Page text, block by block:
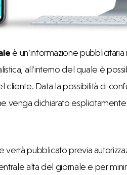
è un’informazione
all’interno del quale è
cliente. Data la possibilità di
venga dichiarato
verrà pubblicato previa
alta del giornale e per